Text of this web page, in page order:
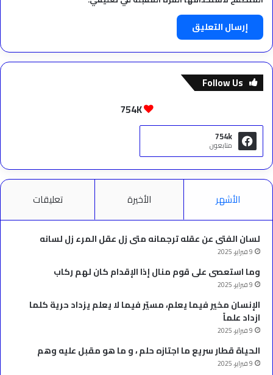
Follow Us
754K
754k
متابعون
الأشهر الأخيرة تعليقات
لسان الفتى عن عقله ترجمانه متى زل عقل المرء زل لسانه
9 فبراير، 2025
وما استعصى على قوم منال إذا الإقدام كان لهم ركاب
9 فبراير، 2025
الإنسان مخير فيما يعلم، مسيّر فيما لا يعلم يزداد حرية كلما
ازداد علماً
9 فبراير، 2025
الحياة قطار سريع ما اجتازه حلم ، و ما هو مقبل عليه وهم
9 فبراير، 2025